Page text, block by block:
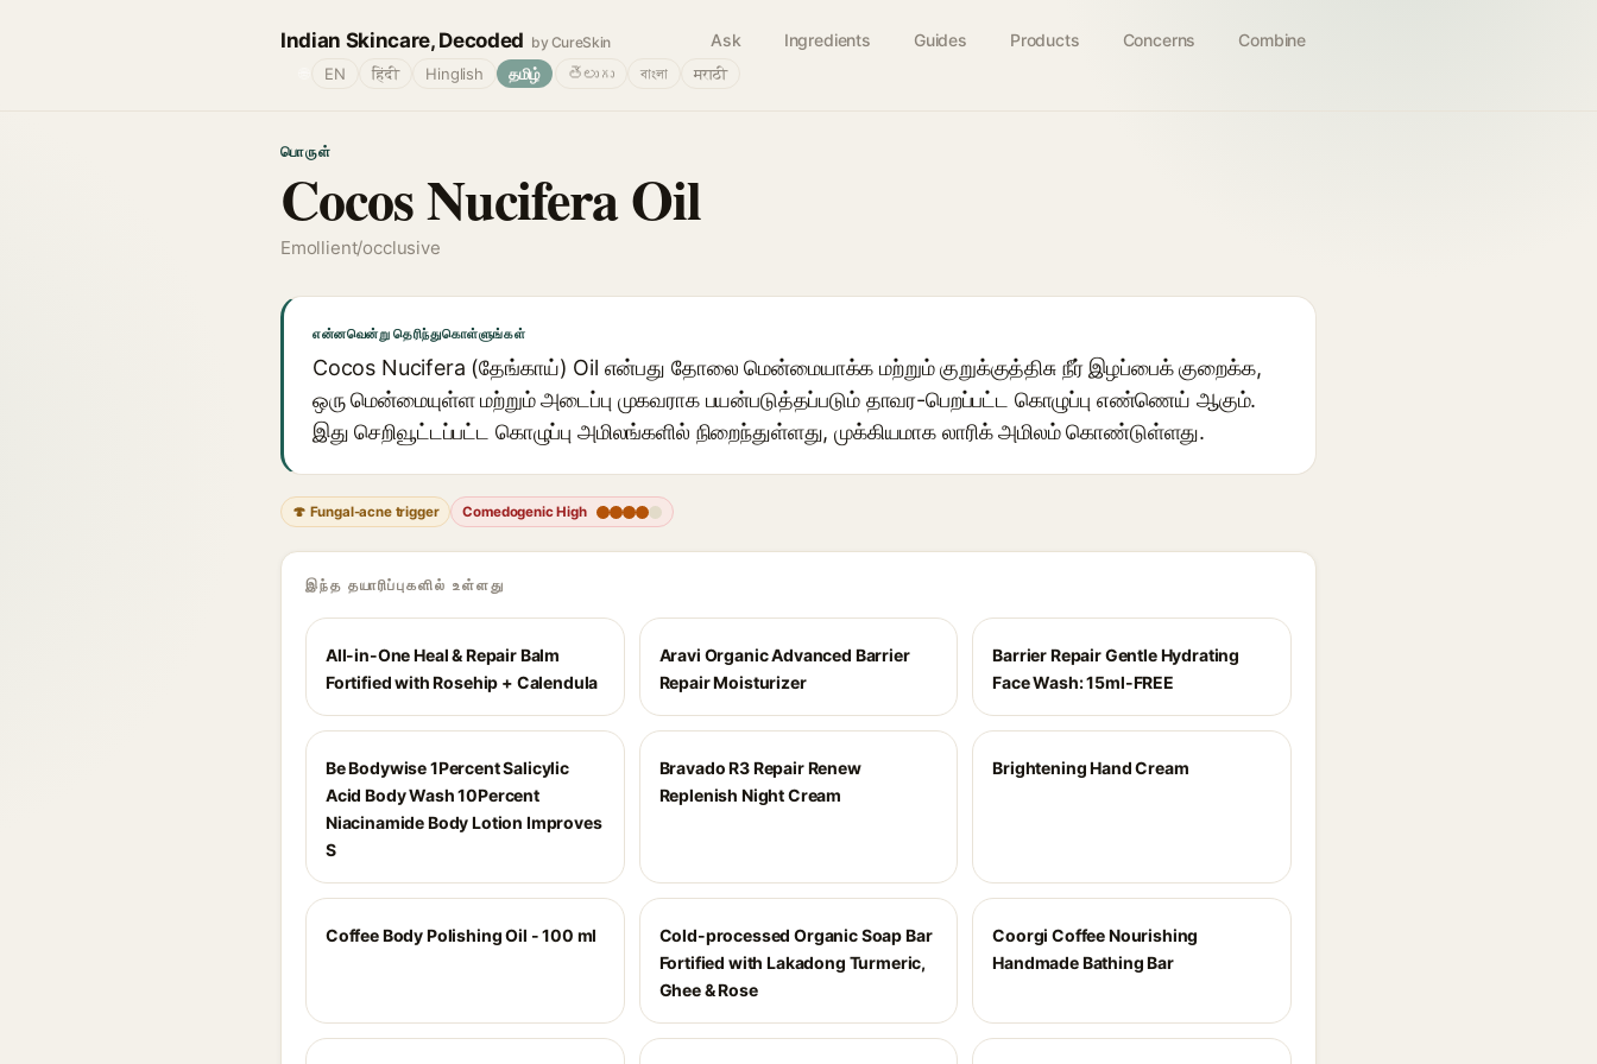
Indian Skincare, Decoded by CureSkin Ask Ingredients Guides Products Concerns Combine
EN हिंदी Hinglish தமிழ் తెలుగు বাংলা मराठी
பொருள்
Cocos Nucifera Oil
Emollient/occlusive
என்னவென்று தெரிந்துகொள்ளுங்கள்
Cocos Nucifera (தேங்காய்) Oil என்பது தோலை மென்மையாக்க மற்றும் குறுக்குத்திசு நீர் இழப்பைக் குறைக்க,
ஒரு மென்மையுள்ள மற்றும் அடைப்பு முகவராக பயன்படுத்தப்படும் தாவர-பெறப்பட்ட கொழுப்பு எண்ணெய் ஆகும்.
இது செறிவூட்டப்பட்ட கொழுப்பு அமிலங்களில் நிறைந்துள்ளது, முக்கியமாக லாரிக் அமிலம் கொண்டுள்ளது.
🍄 Fungal-acne trigger Comedogenic High
இந்த தயாரிப்புகளில் உள்ளது
All-in-One Heal & Repair Balm
Fortified with Rosehip + Calendula
Aravi Organic Advanced Barrier
Repair Moisturizer
Barrier Repair Gentle Hydrating
Face Wash: 15ml-FREE
Be Bodywise 1Percent Salicylic
Acid Body Wash 10Percent
Niacinamide Body Lotion Improves
S
Bravado R3 Repair Renew
Replenish Night Cream
Brightening Hand Cream
Coffee Body Polishing Oil - 100 ml
Cold-processed Organic Soap Bar
Fortified with Lakadong Turmeric,
Ghee & Rose
Coorgi Coffee Nourishing
Handmade Bathing Bar